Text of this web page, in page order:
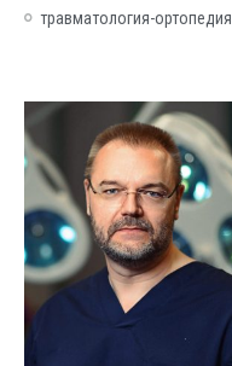
травматология-ортопедия